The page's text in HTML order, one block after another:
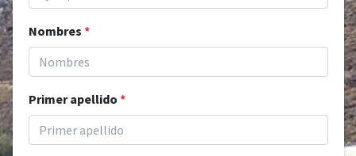
Nombres *
Primer apellido *